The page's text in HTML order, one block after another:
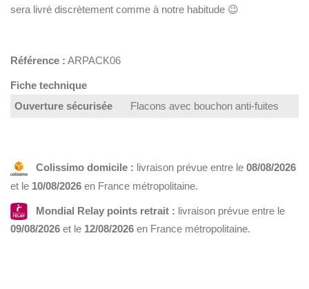
sera livré discrètement comme à notre habitude 😉
Référence : ARPACK06
Fiche technique
Ouverture sécurisée
Flacons avec bouchon anti-fuites
Colissimo domicile : livraison prévue entre le 08/08/2026
et le 10/08/2026 en France métropolitaine.
Mondial Relay points retrait : livraison prévue entre le
09/08/2026 et le 12/08/2026 en France métropolitaine.